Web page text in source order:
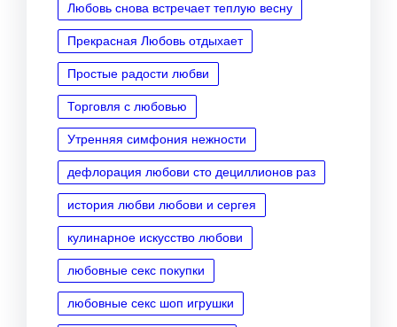
Любовь снова встречает теплую весну
Прекрасная Любовь отдыхает
Простые радости любви
Торговля с любовью
Утренняя симфония нежности
дефлорация любови сто дециллионов раз
история любви любови и сергея
кулинарное искусство любови
любовные секс покупки
любовные секс шоп игрушки